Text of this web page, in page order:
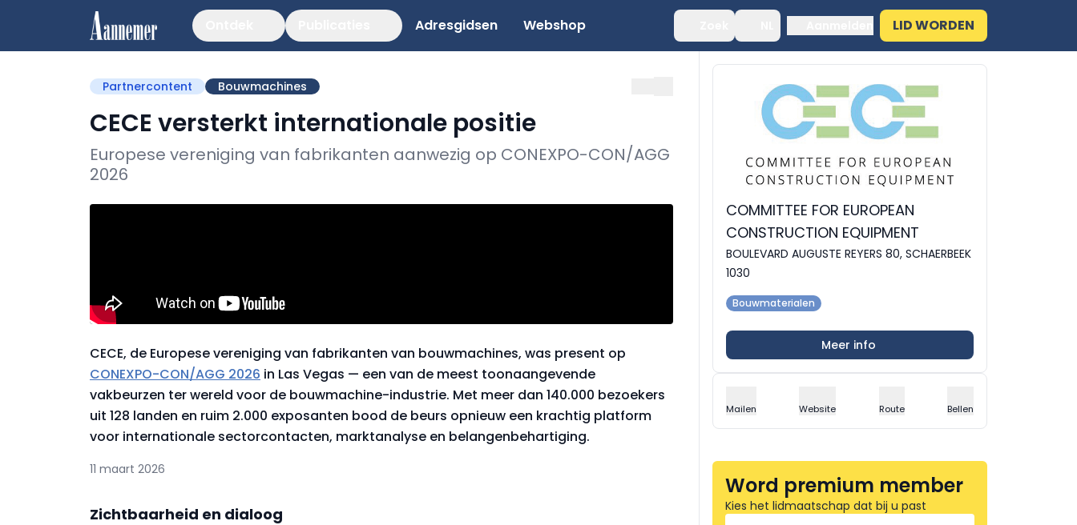
Adresgidsen Webshop LID WORDEN
Partnercontent Bouwmachines
CECE versterkt internationale positie
Europese vereniging van fabrikanten aanwezig op CONEXPO-CON/AGG
2026
CECE, de Europese vereniging van fabrikanten van bouwmachines, was present op
CONEXPO-CON/AGG 2026 in Las Vegas — een van de meest toonaangevende
vakbeurzen ter wereld voor de bouwmachine-industrie. Met meer dan 140.000 bezoekers
uit 128 landen en ruim 2.000 exposanten bood de beurs opnieuw een krachtig platform
voor internationale sectorcontacten, marktanalyse en belangenbehartiging.
11 maart 2026
Zichtbaarheid en dialoog
COMMITTEE FOR EUROPEAN
CONSTRUCTION EQUIPMENT
BOULEVARD AUGUSTE REYERS 80, SCHAERBEEK
1030
Bouwmaterialen
Meer info
Mailen Website Route Bellen
Word premium member
Kies het lidmaatschap dat bij u past